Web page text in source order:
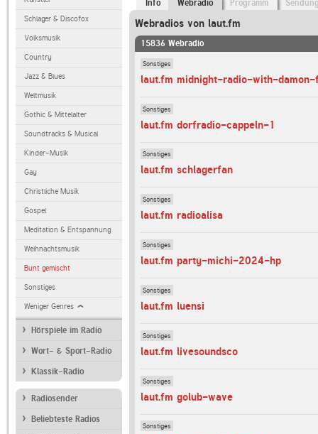
Schlager & Discofox
Volksmusik
Country
Jazz & Blues
Weltmusik
Gothic & Mittelalter
Soundtracks & Musical
Kinder-Musik
Gay
Christliche Musik
Gospel
Meditation & Entspannung
Weihnachtsmusik
Bunt gemischt
Sonstiges
Weniger Genres
Hörspiele im Radio
Wort- & Sport-Radio
Klassik-Radio
Radiosender
Beliebteste Radios
Info Webradio Programm
Webradios von laut.fm
15836 Webradio
Sonstiges
laut.fm midnight-radio-with-
Sonstiges
laut.fm dorfradio-cappeln-1
Sonstiges
laut.fm schlagerfan
Sonstiges
laut.fm radioalisa
Sonstiges
laut.fm party-michi-2024-hp
Sonstiges
laut.fm luensi
Sonstiges
laut.fm livesoundsco
Sonstiges
laut.fm golub-wave
Sonstiges